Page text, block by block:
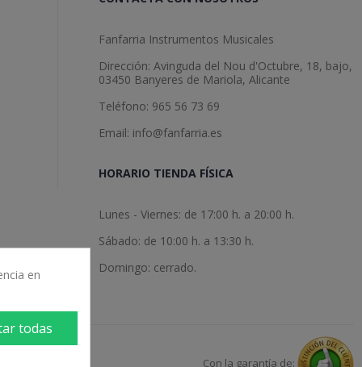
Fanfarria Instrumentos Musicales
Dirección: Avinguda del Nou d'Octubre, 18, bajo,
03450 Banyeres de Mariola, Alicante
Teléfono: 965 56 73 69
Email: info@fanfarria.es
HORARIO TIENDA FÍSICA
Lunes - Viernes: de 17:00 h. a 20:00 h.
Sábado: de 10:00 h. a 13:30 h.
Domingo: cerrado.
Con la garantía de:
en
todas